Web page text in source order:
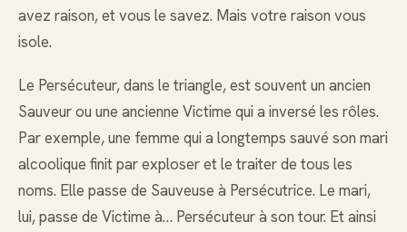
avez raison, et vous le savez. Mais votre raison vous
isole.
Le Persécuteur, dans le triangle, est souvent un ancien
Sauveur ou une ancienne Victime qui a inversé les rôles.
Par exemple, une femme qui a longtemps sauvé son mari
alcoolique finit par exploser et le traiter de tous les
noms. Elle passe de Sauveuse à Persécutrice. Le mari,
lui, passe de Victime à… Persécuteur à son tour. Et ainsi